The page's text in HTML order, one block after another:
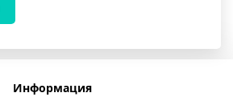
Информация